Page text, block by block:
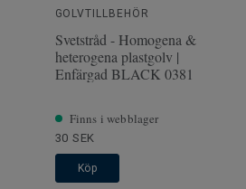
GOLVTILLBEHÖR
Svetstråd - Homogena &
heterogena plastgolv |
Enfärgad BLACK 0381
Finns i webblager
30 SEK
Köp